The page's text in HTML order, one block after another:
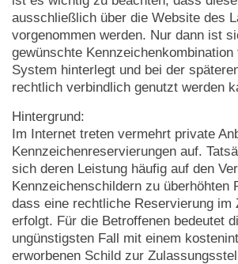
ausschließlich über die Website des
vorgenommen werden. Nur dann ist
gewünschte
System hinterlegt und bei der
rechtlich verbindlich genutzt werden
Hintergrund:
Im Internet treten vermehrt private
Kennzeichenreservierungen auf.
sich deren Leistung häufig auf den
Kennzeichenschildern zu überhöhten
dass eine rechtliche Reservierung im
erfolgt. Für die Betroffenen bedeutet
ungünstigsten Fall mit einem
erworbenen Schild zur